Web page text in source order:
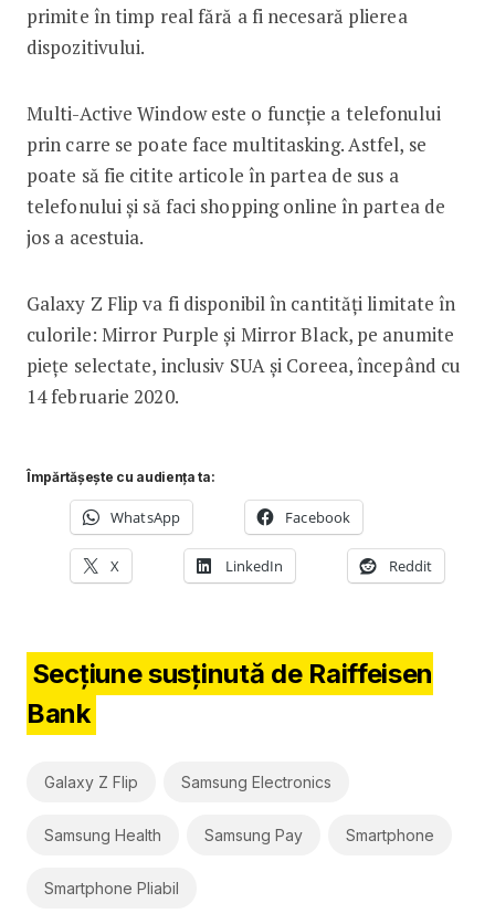
primite în timp real fără a fi necesară plierea
dispozitivului.
Multi-Active Window este o funcție a telefonului
prin carre se poate face multitasking. Astfel, se
poate să fie citite articole în partea de sus a
telefonului și să faci shopping online în partea de
jos a acestuia.
Galaxy Z Flip va fi disponibil în cantități limitate în
culorile: Mirror Purple și Mirror Black, pe anumite
piețe selectate, inclusiv SUA și Coreea, începând cu
14 februarie 2020.
Împărtășește cu audiența ta:
WhatsApp Facebook
X LinkedIn Reddit
Secțiune susținută de Raiffeisen
Bank
Galaxy Z Flip Samsung Electronics
Samsung Health Samsung Pay Smartphone
Smartphone Pliabil